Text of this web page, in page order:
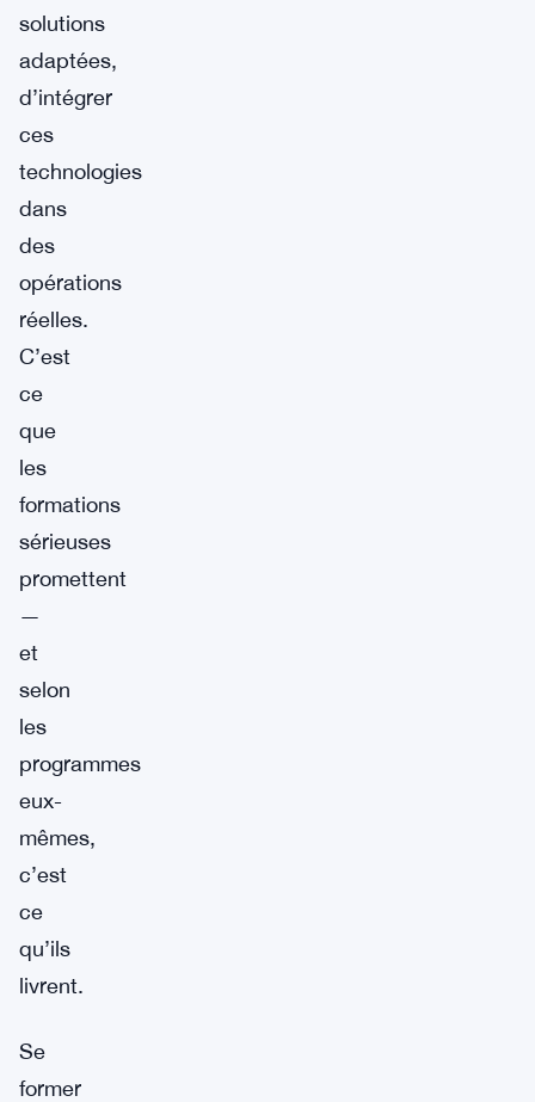
solutions
adaptées,
d’intégrer
ces
technologies
dans
des
opérations
réelles.
C’est
ce
que
les
formations
sérieuses
promettent
—
et
selon
les
programmes
eux-
mêmes,
c’est
ce
qu’ils
livrent.
Se
former